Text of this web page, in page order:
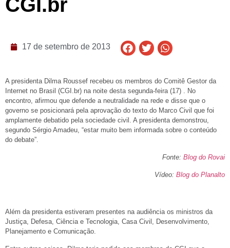
CGI.br
17 de setembro de 2013
A presidenta Dilma Roussef recebeu os membros do Comitê Gestor da
Internet no Brasil (CGI.br) na noite desta segunda-feira (17) . No
encontro, afirmou que defende a neutralidade na rede e disse que o
governo se posicionará pela aprovação do texto do Marco Civil que foi
amplamente debatido pela sociedade civil. A presidenta demonstrou,
segundo Sérgio Amadeu, “estar muito bem informada sobre o conteúdo
do debate”.
Fonte: Blog do Rovai
Vídeo: Blog do Planalto
Além da presidenta estiveram presentes na audiência os ministros da
Justiça, Defesa, Ciência e Tecnologia, Casa Civil, Desenvolvimento,
Planejamento e Comunicação.